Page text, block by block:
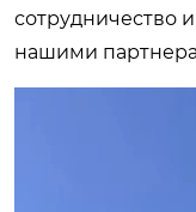
сотрудничество
нашими